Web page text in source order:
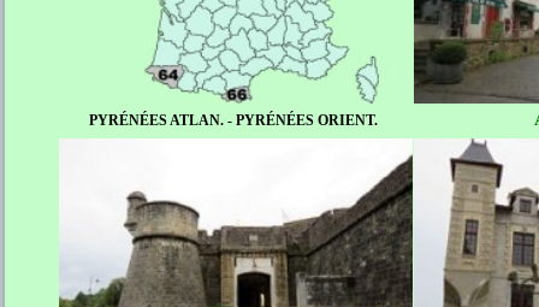
PYRÉNÉES ATLAN. - PYRÉNÉES ORIENT.